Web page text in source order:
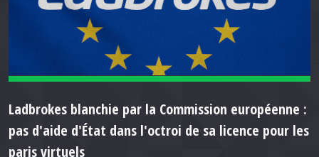
Ladbrokes blanchie par la Commission européenne :
pas d'aide d'État dans l'octroi de sa licence pour les
paris virtuels